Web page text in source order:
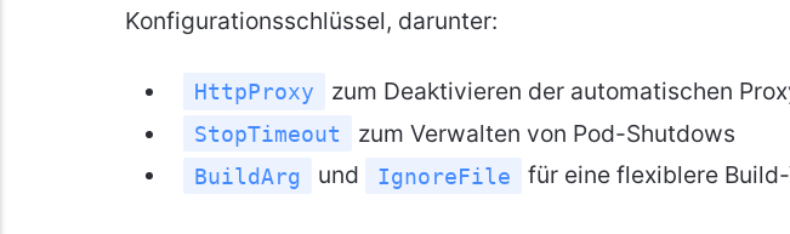
Konfigurationsschlüssel, darunter:
HttpProxy zum Deaktivieren der automatischen
StopTimeout zum Verwalten von Pod-Shutdows
BuildArg und IgnoreFile für eine flexiblere